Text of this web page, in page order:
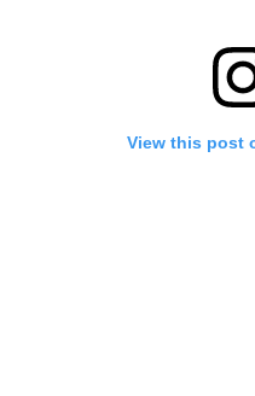
View this post